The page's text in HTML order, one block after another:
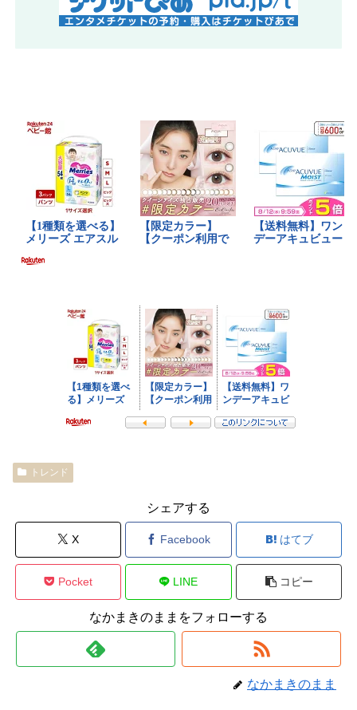
トレンド
シェアする
X Facebook はてブ
Pocket LINE コピー
なかまきのままをフォローする
なかまきのまま